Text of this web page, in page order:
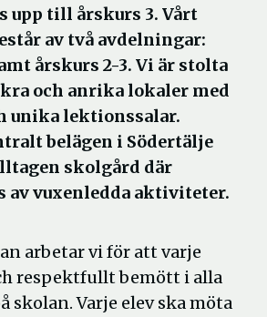
upp till årskurs 3. Vårt
av två avdelningar:
årskurs 2-3. Vi är stolta
och anrika lokaler med
unika lektionssalar.
belägen i Södertälje
skolgård där
av vuxenledda aktiviteter.
arbetar vi för att varje
respektfullt bemött i alla
skolan. Varje elev ska möta